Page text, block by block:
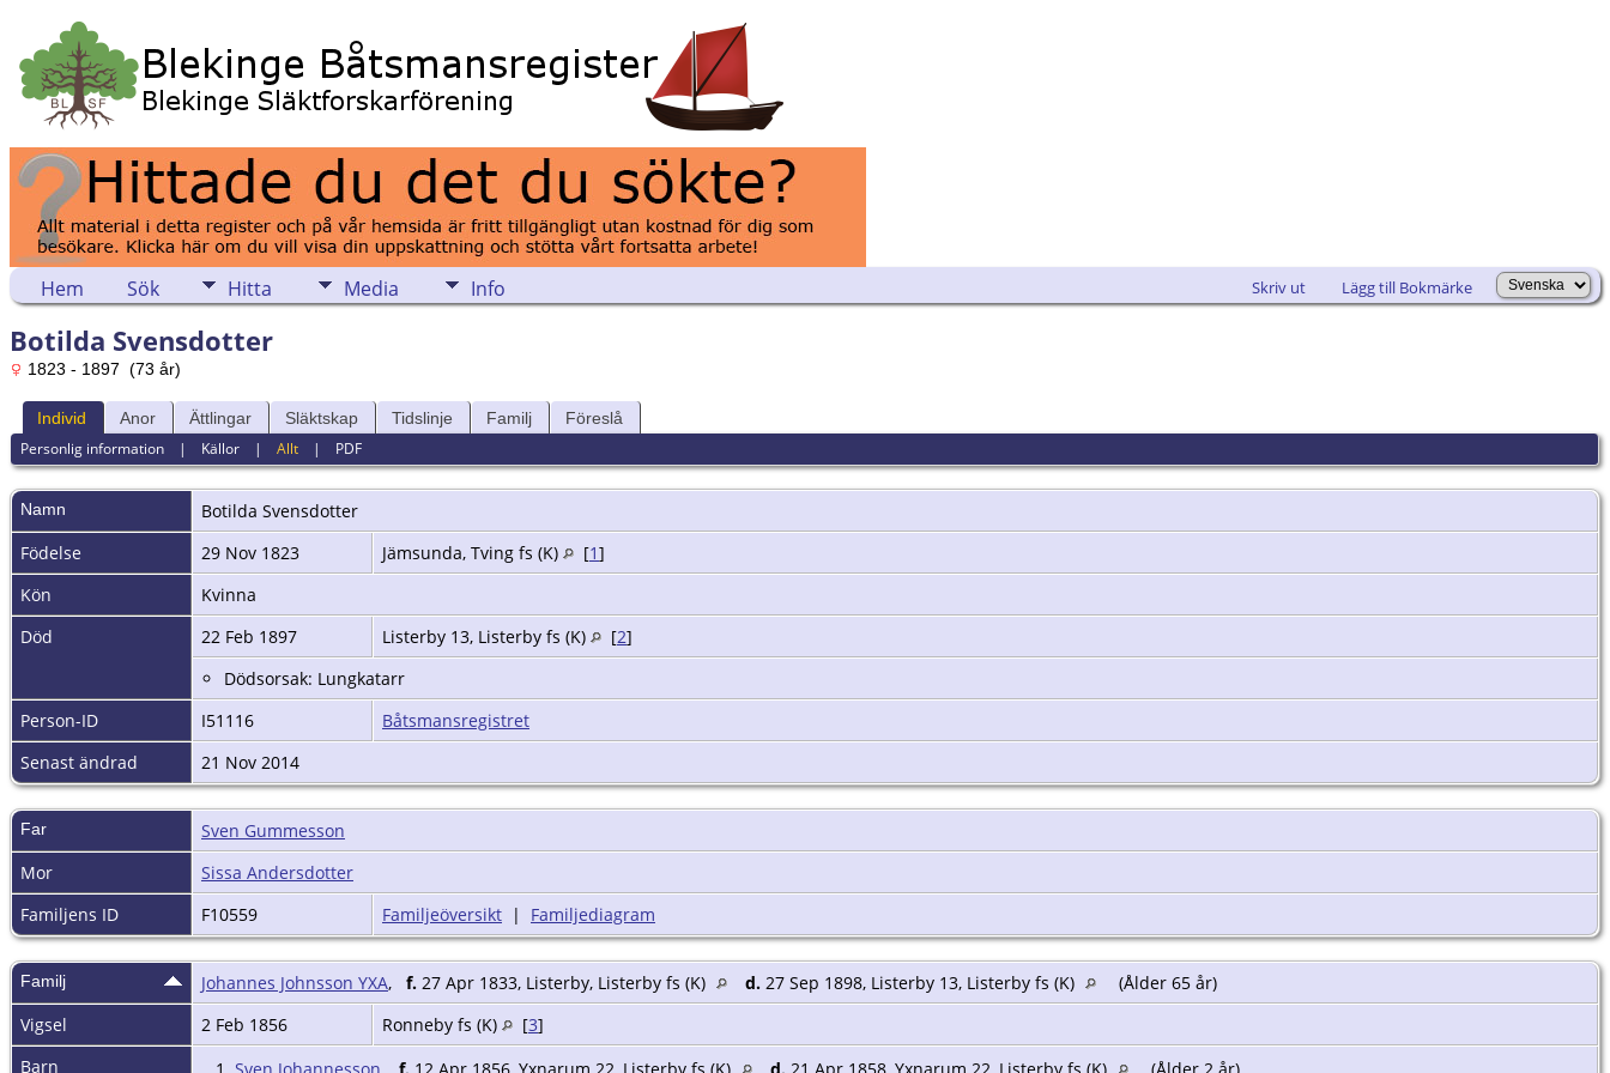
Hem Sök Hitta Media Info Skriv ut Lägg till Bokmärke
Botilda Svensdotter
1823 - 1897 (73 år)
Individ Anor Ättlingar Släktskap Tidslinje Familj Föreslå
Personlig information | Källor |Allt | PDF
Namn Botilda Svensdotter
Födelse
29 Nov 1823 Jämsunda, Tving fs (K) [1]
Kön
Kvinna
Död
22 Feb 1897 Listerby 13, Listerby fs (K) [2]
Dödsorsak: Lungkatarr
Person-ID
I51116
Båtsmansregistret
Senast ändrad
21 Nov 2014
Far
Sven Gummesson
Mor
Sissa Andersdotter
Familjens ID
F10559 Familjeöversikt | Familjediagram
Familj Johannes Johnsson YXA, f. 27 Apr 1833, Listerby, Listerby fs (K) d. 27 Sep 1898, Listerby 13, Listerby fs (K)
(Ålder 65 år)
Vigsel
2 Feb 1856 Ronneby fs (K) [3]
Barn
1. Sven Johannesson f. 12 Apr 1856, Yxnarum 22, Listerby fs (K) d. 21 Apr 1858, Yxnarum 22, Listerby fs (K) (Ålder 2 år)